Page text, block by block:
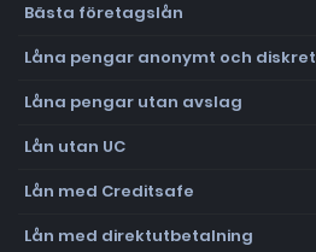
Bästa företagslån
Låna pengar anonymt och diskret
Låna pengar utan avslag
Lån utan UC
Lån med Creditsafe
Lån med direktutbetalning